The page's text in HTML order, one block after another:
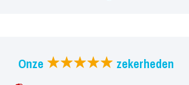
Onze zekerheden